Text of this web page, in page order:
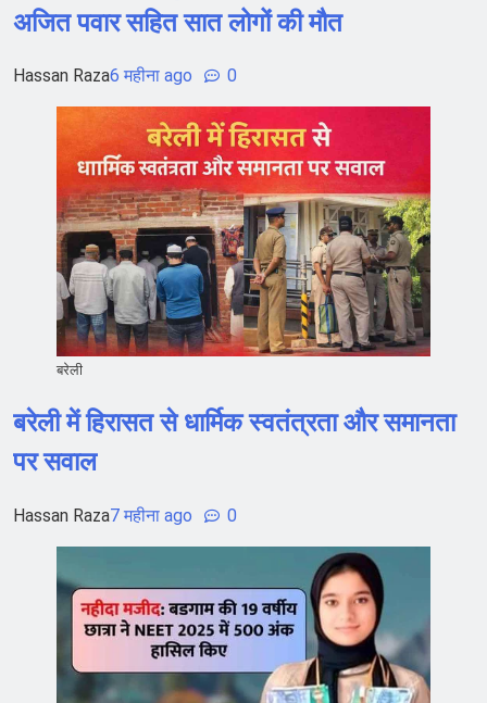
अजित पवार सहित सात लोगों की मौत
Hassan Raza6 महीना ago 0
बरेली
बरेली में हिरासत से धार्मिक स्वतंत्रता और समानता
पर सवाल
Hassan Raza7 महीना ago 0